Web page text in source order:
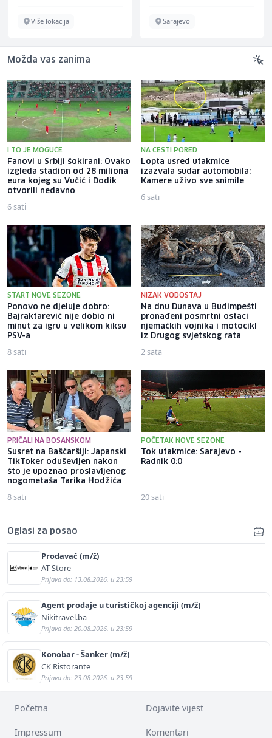
Više lokacija Sarajevo
Možda vas zanima
I TO JE MOGUĆE
Fanovi u Srbiji šokirani: Ovako
izgleda stadion od 28 miliona
eura kojeg su Vučić i Dodik
otvorili nedavno
6 sati
NA CESTI PORED
Lopta usred utakmice
izazvala sudar automobila:
Kamere uživo sve snimile
6 sati
START NOVE SEZONE
Ponovo ne djeluje dobro:
Bajraktarević nije dobio ni
minut za igru u velikom kiksu
PSV-a
8 sati
NIZAK VODOSTAJ
Na dnu Dunava u Budimpešti
pronađeni posmrtni ostaci
njemačkih vojnika i motocikl
iz Drugog svjetskog rata
2 sata
PRIČALI NA BOSANSKOM
Susret na Baščaršiji: Japanski
TikToker oduševljen nakon
što je upoznao proslavljenog
nogometaša Tarika Hodžića
8 sati
POČETAK NOVE SEZONE
Tok utakmice: Sarajevo -
Radnik 0:0
20 sati
Oglasi za posao
Prodavač (m/ž)
AT Store
Prijava do: 13.08.2026. u 23:59
Agent prodaje u turističkoj agenciji (m/ž)
Nikitravel.ba
Prijava do: 20.08.2026. u 23:59
Konobar - Šanker (m/ž)
CK Ristorante
Prijava do: 23.08.2026. u 23:59
Početna Dojavite vijest
Impressum Komentari